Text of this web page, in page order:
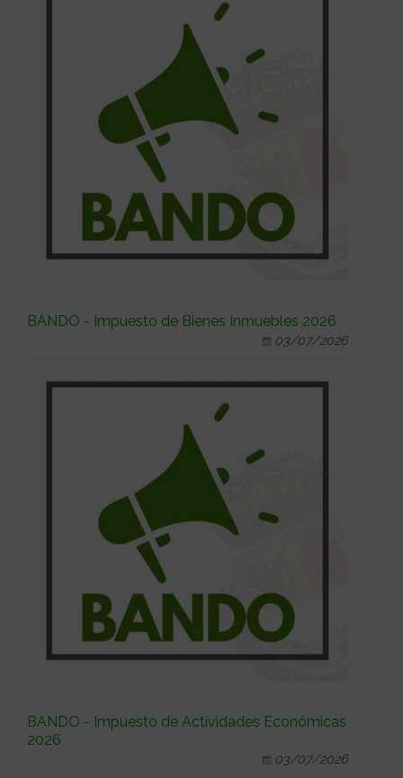
BANDO - Impuesto de Bienes Inmuebles 2026
03/07/2026
BANDO - Impuesto de Actividades Económicas
2026
03/07/2026